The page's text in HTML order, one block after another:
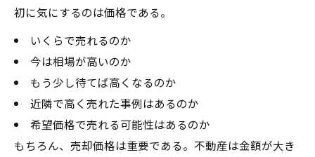
初に気にするのは価格である。
いくらで売れるのか
今は相場が高いのか
もう少し待てば高くなるのか
近隣で高く売れた事例はあるのか
希望価格で売れる可能性はあるのか
もちろん、売却価格は重要である。不動産は金額が大き